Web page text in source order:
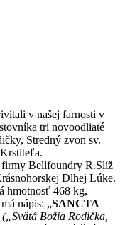
v našej farnosti v
tri novoodliaté
Stredný zvon sv.
Bellfoundry R.Slíž
Dlhej Lúke.
hmotnosť 468 kg,
nápis: „SANCTA
(„Svätá Božia Rodička,